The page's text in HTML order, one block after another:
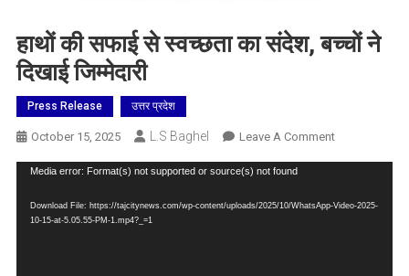
हाथों की सफाई से स्वच्छता का संदेश, बच्चों ने
दिखाई जिम्मेदारी
Press Release उत्तर प्रदेश
October 15, 2025 L.S Baghel Leave A CommentOn
सफाई
Video
Media error: Format(s) not supported or source(s) not found
Download File: https://tajcitynews.com/wp-content/uploads/2025/10/WhatsApp-Video-2025-
10-15-at-5.05.55-PM-1.mp4?_=1